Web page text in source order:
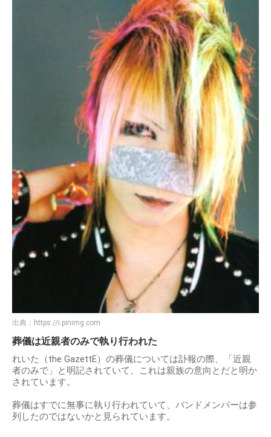
出典： https://i.pinimg.com
葬儀は近親者のみで執り行われた
れいた（the GazettE）の葬儀については訃報の際、「近親
者のみで」と明記されていて、これは親族の意向とだと明か
されています。
葬儀はすでに無事に執り行われていて、バンドメンバーは参
列したのではないかと見られています。